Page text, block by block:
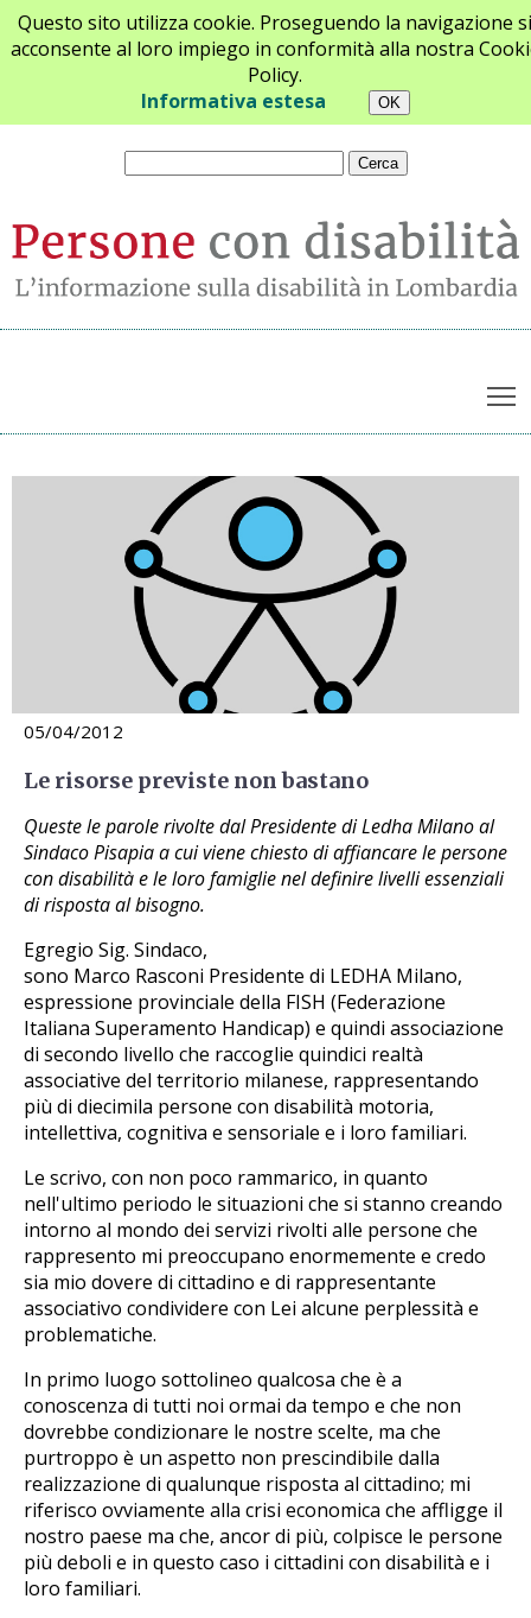
Questo sito utilizza cookie. Proseguendo la navigazione si
acconsente al loro impiego in conformità alla nostra
Policy.
Informativa estesa
Chi siamo Newsletter Contatti
Archivio notizie
05/04/2012
Le risorse previste non bastano
Queste le parole rivolte dal Presidente di Ledha Milano al
Sindaco Pisapia a cui viene chiesto di affiancare le persone
con disabilità e le loro famiglie nel definire livelli essenziali
di risposta al bisogno.
Egregio Sig. Sindaco,
sono Marco Rasconi Presidente di LEDHA Milano,
espressione provinciale della FISH (Federazione
Italiana Superamento Handicap) e quindi associazione
di secondo livello che raccoglie quindici realtà
associative del territorio milanese, rappresentando
più di diecimila persone con disabilità motoria,
intellettiva, cognitiva e sensoriale e i loro familiari.
Le scrivo, con non poco rammarico, in quanto
nell'ultimo periodo le situazioni che si stanno creando
intorno al mondo dei servizi rivolti alle persone che
rappresento mi preoccupano enormemente e credo
sia mio dovere di cittadino e di rappresentante
associativo condividere con Lei alcune perplessità e
problematiche.
In primo luogo sottolineo qualcosa che è a
conoscenza di tutti noi ormai da tempo e che non
dovrebbe condizionare le nostre scelte, ma che
purtroppo è un aspetto non prescindibile dalla
realizzazione di qualunque risposta al cittadino; mi
riferisco ovviamente alla crisi economica che affligge il
nostro paese ma che, ancor di più, colpisce le persone
più deboli e in questo caso i cittadini con disabilità e i
loro familiari.